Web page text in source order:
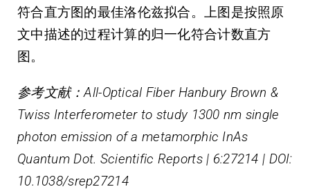
符合直方图的最佳洛伦兹拟合。上图是按照原
文中描述的过程计算的归一化符合计数直方
图。
参考文献：All-Optical Fiber Hanbury Brown &
Twiss Interferometer to study 1300 nm single
photon emission of a metamorphic InAs
Quantum Dot. Scientific Reports | 6:27214 | DOI:
10.1038/srep27214